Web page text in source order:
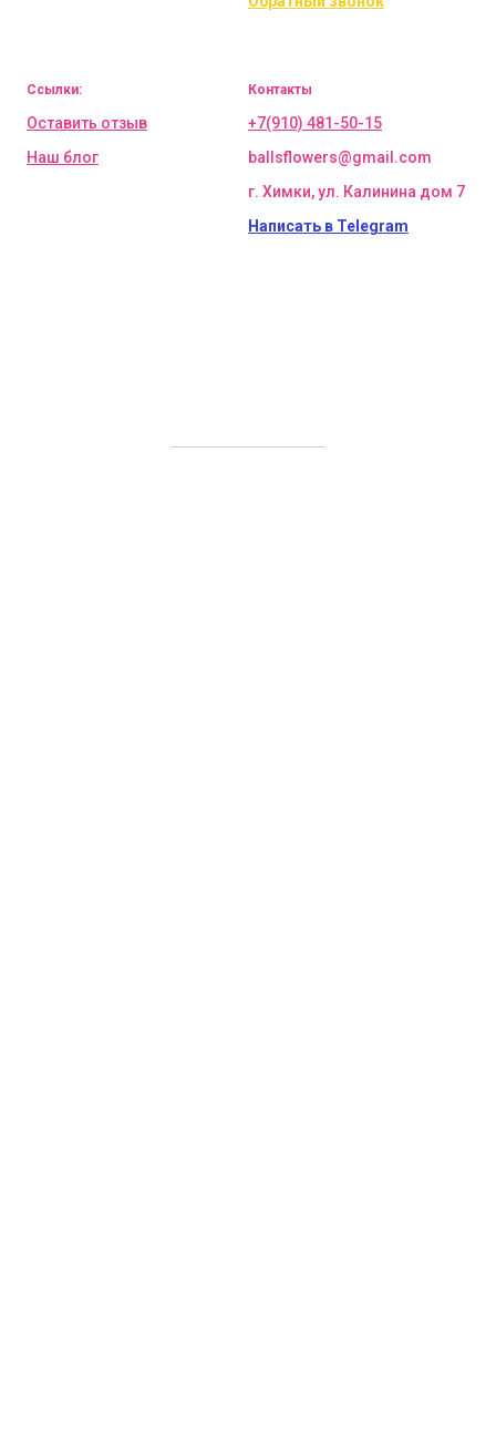
Ссылки:
Оставить отзыв
Наш блог
Контакты
+7(910) 481-50-15
ballsflowers@gmail.com
г. Химки, ул. Калинина дом 7
Написать в Telegram